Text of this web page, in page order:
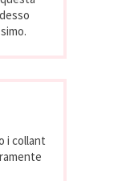
i collant